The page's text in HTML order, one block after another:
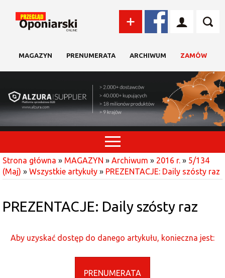
MAGAZYN PRENUMERATA ARCHIWUM ZAMÓW
Strona główna » MAGAZYN » Archiwum » 2016 r. » 5/134
(Maj) » Wszystkie artykuły » PREZENTACJE: Daily szósty raz
PREZENTACJE: Daily szósty raz
Aby uzyskać dostęp do danego artykułu, konieczna jest:
PRENUMERATA